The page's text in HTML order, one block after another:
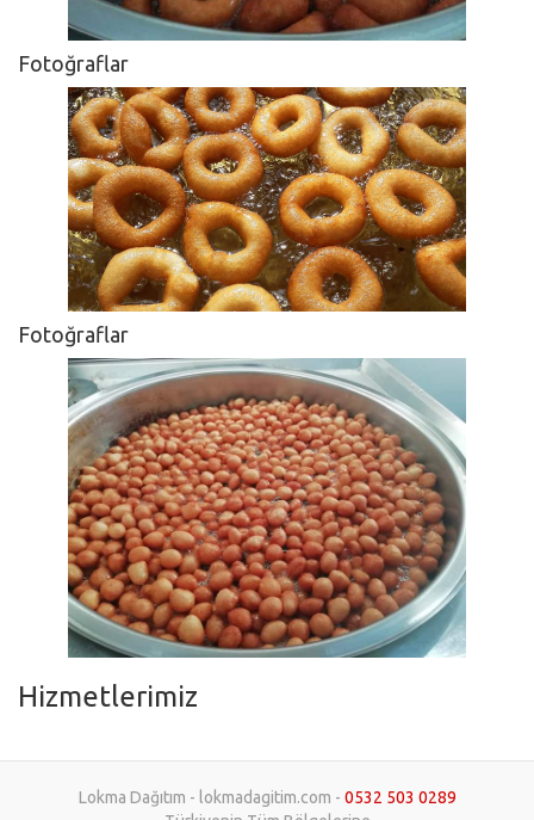
Fotoğraflar
Fotoğraflar
Hizmetlerimiz
Lokma Dağıtım - lokmadagitim.com - 0532 503 0289